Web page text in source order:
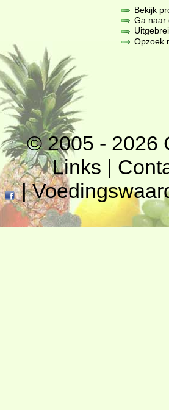
Bekijk
Ga naar
Opzoek
© 2005 - 2026
Links |
|